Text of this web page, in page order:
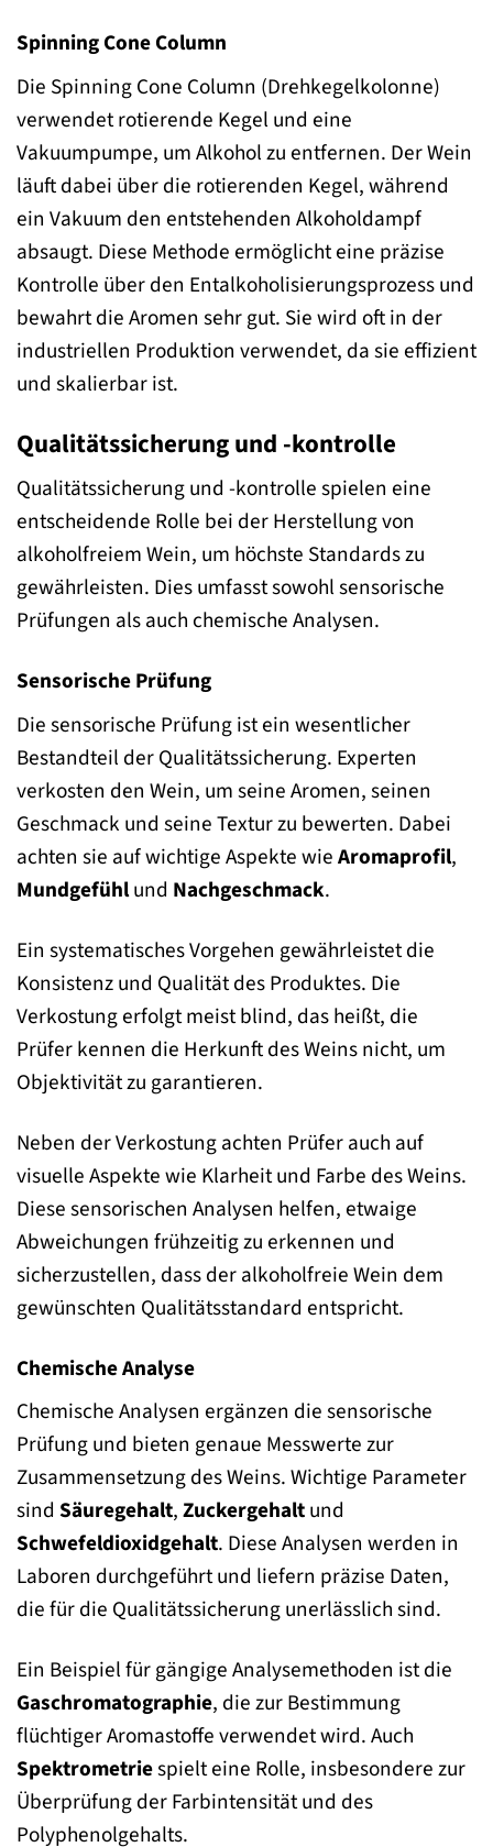
Spinning Cone Column
Die Spinning Cone Column (Drehkegelkolonne)
verwendet rotierende Kegel und eine
Vakuumpumpe, um Alkohol zu entfernen. Der Wein
läuft dabei über die rotierenden Kegel, während
ein Vakuum den entstehenden Alkoholdampf
absaugt. Diese Methode ermöglicht eine präzise
Kontrolle über den Entalkoholisierungsprozess und
bewahrt die Aromen sehr gut. Sie wird oft in der
industriellen Produktion verwendet, da sie effizient
und skalierbar ist.
Qualitätssicherung und -kontrolle
Qualitätssicherung und -kontrolle spielen eine
entscheidende Rolle bei der Herstellung von
alkoholfreiem Wein, um höchste Standards zu
gewährleisten. Dies umfasst sowohl sensorische
Prüfungen als auch chemische Analysen.
Sensorische Prüfung
Die sensorische Prüfung ist ein wesentlicher
Bestandteil der Qualitätssicherung. Experten
verkosten den Wein, um seine Aromen, seinen
Geschmack und seine Textur zu bewerten. Dabei
achten sie auf wichtige Aspekte wieAromaprofil,
Mundgefühlund Nachgeschmack.
Ein systematisches Vorgehen gewährleistet die
Konsistenz und Qualität des Produktes. Die
Verkostung erfolgt meist blind, das heißt, die
Prüfer kennen die Herkunft des Weins nicht, um
Objektivität zu garantieren.
Neben der Verkostung achten Prüfer auch auf
visuelle Aspekte wie Klarheit und Farbe des Weins.
Diese sensorischen Analysen helfen, etwaige
Abweichungen frühzeitig zu erkennen und
sicherzustellen, dass der alkoholfreie Wein dem
gewünschten Qualitätsstandard entspricht.
Chemische Analyse
Chemische Analysen ergänzen die sensorische
Prüfung und bieten genaue Messwerte zur
Zusammensetzung des Weins. Wichtige Parameter
sind Säuregehalt,Zuckergehaltund
Schwefeldioxidgehalt. Diese Analysen werden in
Laboren durchgeführt und liefern präzise Daten,
die für die Qualitätssicherung unerlässlich sind.
Ein Beispiel für gängige Analysemethoden ist die
Gaschromatographie, die zur Bestimmung
flüchtiger Aromastoffe verwendet wird. Auch
Spektrometriespielt eine Rolle, insbesondere zur
Überprüfung der Farbintensität und des
Polyphenolgehalts.